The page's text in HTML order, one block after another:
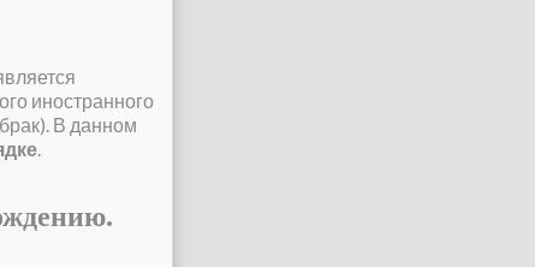
иностранного
В данном
.